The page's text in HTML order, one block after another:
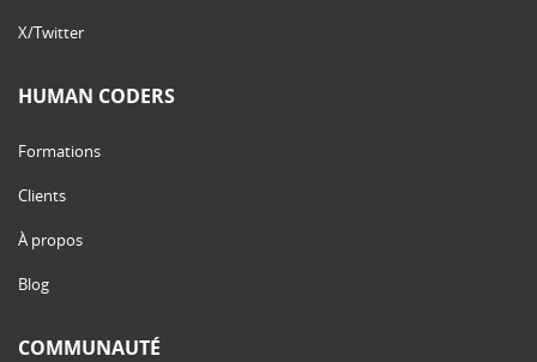
X/Twitter
HUMAN CODERS
Formations
Clients
À propos
Blog
COMMUNAUTÉ